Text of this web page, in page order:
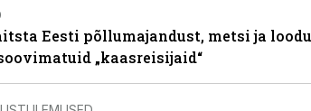
Eesti põllumajandust, metsi ja
„kaasreisijaid“